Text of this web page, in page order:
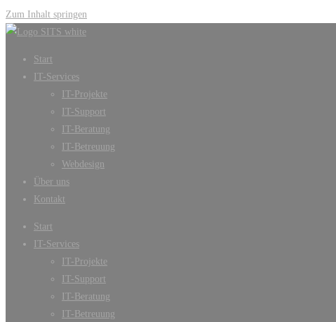
Zum Inhalt springen
Start
IT-Services
IT-Projekte
IT-Support
IT-Beratung
IT-Betreuung
Webdesign
Über uns
Kontakt
Start
IT-Services
IT-Projekte
IT-Support
IT-Beratung
IT-Betreuung